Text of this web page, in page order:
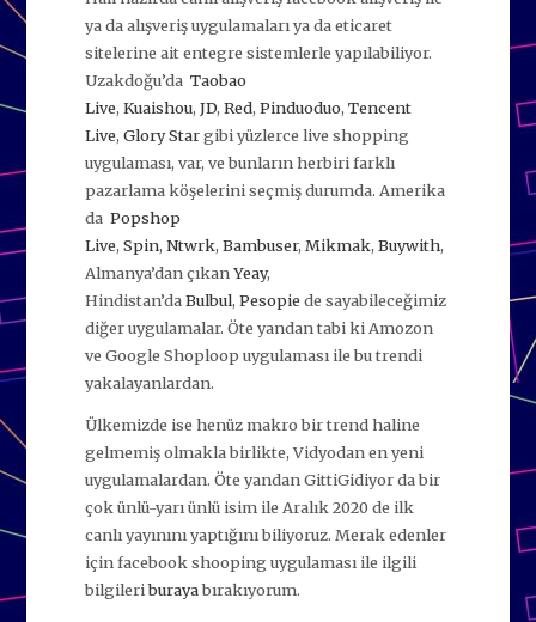
ya da alışveriş uygulamaları ya da eticaret
sitelerine ait entegre sistemlerle yapılabiliyor.
Uzakdoğu’da Taobao
Live, Kuaishou, JD, Red, Pinduoduo, Tencent
Live, Glory Stargibi yüzlerce live shopping
uygulaması, var, ve bunların herbiri farklı
pazarlama köşelerini seçmiş durumda. Amerika
da Popshop
Live, Spin, Ntwrk, Bambuser, Mikmak, Buywith,
Almanya’dan çıkanYeay,
Hindistan’daBulbul, Pesopie de sayabileceğimiz
diğer uygulamalar. Öte yandan tabi ki Amozon
ve Google Shoploop uygulaması ile bu trendi
yakalayanlardan.
Ülkemizde ise henüz makro bir trend haline
gelmemiş olmakla birlikte, Vidyodan en yeni
uygulamalardan. Öte yandan GittiGidiyor da bir
çok ünlü-yarı ünlü isim ile Aralık 2020 de ilk
canlı yayınını yaptığını biliyoruz. Merak edenler
için facebook shooping uygulaması ile ilgili
bilgileriburayabırakıyorum.